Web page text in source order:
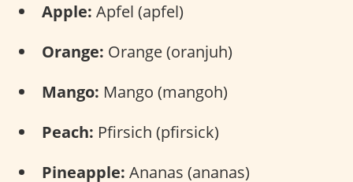
Apple: Apfel (apfel)
Orange: Orange (oranjuh)
Mango: Mango (mangoh)
Peach: Pfirsich (pfirsick)
Pineapple: Ananas (ananas)